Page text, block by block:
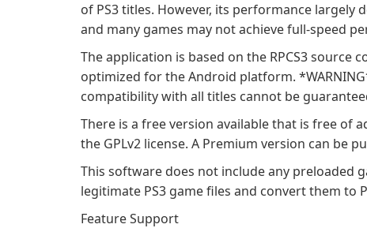
of PS3 titles. However, its performance largely
and many games may not achieve full-speed
The application is based on the RPCS3 source
optimized for the Android platform.
compatibility with all titles cannot be
There is a free version available that is free of
the GPLv2 license. A Premium version can be
This software does not include any preloaded
legitimate PS3 game files and convert them to
Feature Support